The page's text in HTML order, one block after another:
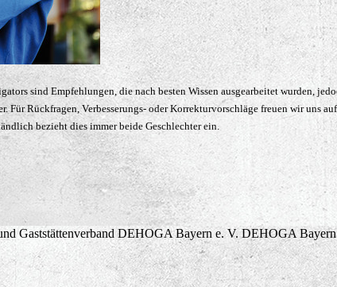
sind Empfehlungen, die nach besten Wissen ausgearbeitet wurden,
Für Rückfragen, Verbesserungs- oder Korrekturvorschläge freuen wir uns
bezieht dies immer beide Geschlechter ein.
Gaststättenverband DEHOGA Bayern e. V. DEHOGA Bayern